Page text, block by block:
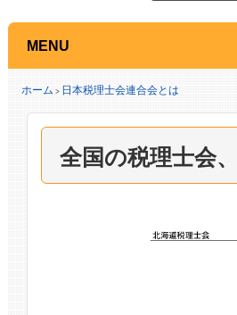
MENU
ホーム > 日本税理士会連合会とは
全国の税理士会